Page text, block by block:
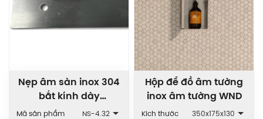
Nẹp âm sàn inox 304
bắt kính dày
10/12mm NS
Mã sản phẩm NS-4.32
Hộp để đồ âm tường
inox âm tường WND
Kích thước 350x175x130